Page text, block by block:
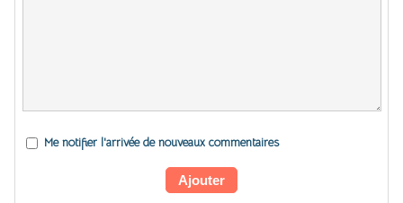
Me notifier l'arrivée de nouveaux commentaires